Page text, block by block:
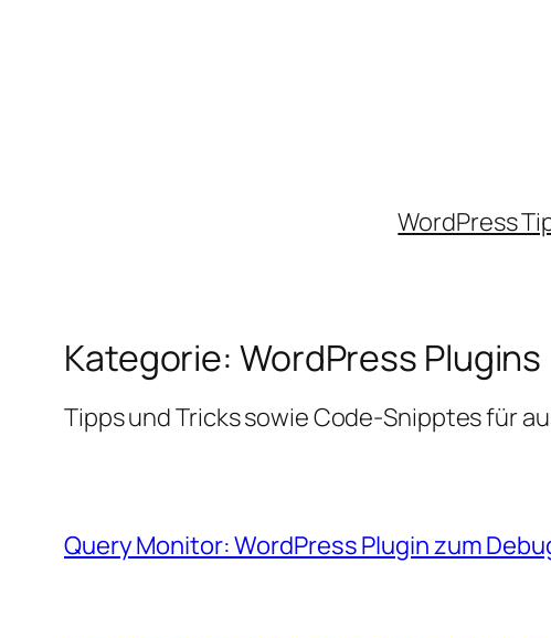
WordPress
Kategorie: WordPress Plugins
Tipps und Tricks sowie Code-Snipptes für
Query Monitor: WordPress Plugin zum